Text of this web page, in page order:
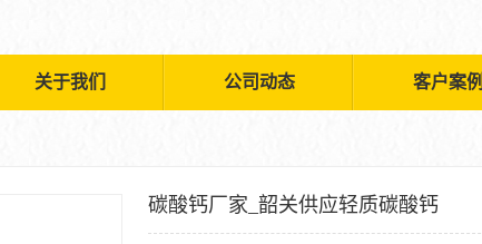
关于我们 公司动态 客户案例
碳酸钙厂家_韶关供应轻质碳酸钙